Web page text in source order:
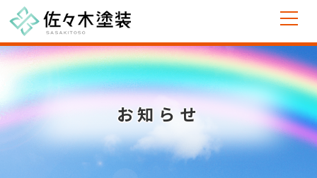
お知らせ